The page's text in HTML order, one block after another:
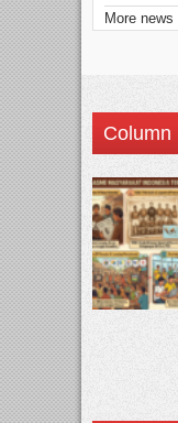
More news
Column